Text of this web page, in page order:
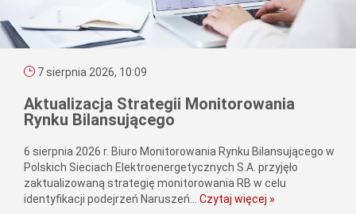
7 sierpnia 2026, 10:09
Aktualizacja Strategii Monitorowania
Rynku Bilansującego
6 sierpnia 2026 r. Biuro Monitorowania Rynku Bilansującego w
Polskich Sieciach Elektroenergetycznych S.A. przyjęło
zaktualizowaną strategię monitorowania RB w celu
identyfikacji podejrzeń Naruszeń... Czytaj więcej »